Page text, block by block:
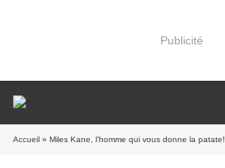
Publicité
Accueil » Miles Kane, l'homme qui vous donne la patate!